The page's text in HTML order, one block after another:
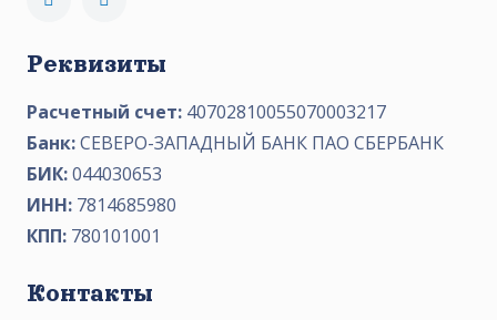
Реквизиты
Расчетный счет: 40702810055070003217
Банк:СЕВЕРО-ЗАПАДНЫЙ БАНК ПАО СБЕРБАНК
БИК:044030653
ИНН: 7814685980
КПП: 780101001
Контакты